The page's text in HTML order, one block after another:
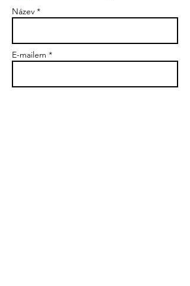
Název *
E-mailem *